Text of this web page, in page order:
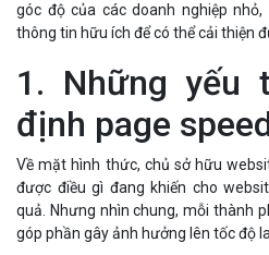
góc độ của các doanh nghiệp
thông tin hữu ích để có thể cải thiện
1. Những yếu
định page
Về mặt hình thức, chủ sở hữu
được điều gì đang khiến cho
quả. Nhưng nhìn chung, mỗi thành
góp phần gây ảnh hưởng lên tốc độ